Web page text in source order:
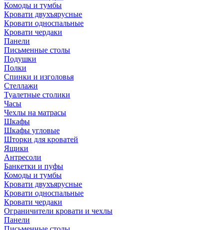
Комоды и тумбы
Кровати двухъярусные
Кровати односпальные
Кровати чердаки
Панели
Письменные столы
Подушки
Полки
Спинки и изголовья
Стеллажи
Туалетные столики
Часы
Чехлы на матрасы
Шкафы
Шкафы угловые
Шторки для кроватей
Ящики
Антресоли
Банкетки и пуфы
Комоды и тумбы
Кровати двухъярусные
Кровати односпальные
Кровати чердаки
Ограничители кровати и чехлы
Панели